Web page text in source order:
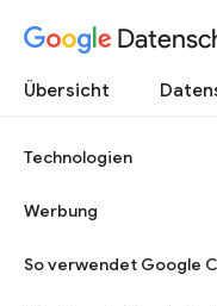
Übersicht
Technologien
Werbung
So verwendet Google